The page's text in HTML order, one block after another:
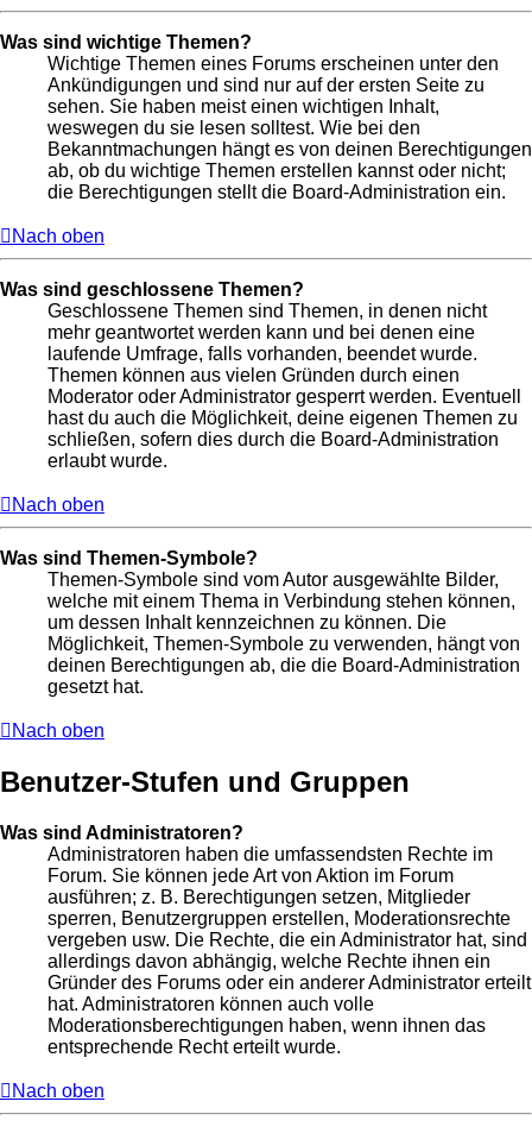
Was sind wichtige Themen?
Wichtige Themen eines Forums erscheinen unter den
Ankündigungen und sind nur auf der ersten Seite zu
sehen. Sie haben meist einen wichtigen Inhalt,
weswegen du sie lesen solltest. Wie bei den
Bekanntmachungen hängt es von deinen Berechtigungen
ab, ob du wichtige Themen erstellen kannst oder nicht;
die Berechtigungen stellt die Board-Administration ein.
Nach oben
Was sind geschlossene Themen?
Geschlossene Themen sind Themen, in denen nicht
mehr geantwortet werden kann und bei denen eine
laufende Umfrage, falls vorhanden, beendet wurde.
Themen können aus vielen Gründen durch einen
Moderator oder Administrator gesperrt werden. Eventuell
hast du auch die Möglichkeit, deine eigenen Themen zu
schließen, sofern dies durch die Board-Administration
erlaubt wurde.
Nach oben
Was sind Themen-Symbole?
Themen-Symbole sind vom Autor ausgewählte Bilder,
welche mit einem Thema in Verbindung stehen können,
um dessen Inhalt kennzeichnen zu können. Die
Möglichkeit, Themen-Symbole zu verwenden, hängt von
deinen Berechtigungen ab, die die Board-Administration
gesetzt hat.
Nach oben
Benutzer-Stufen und Gruppen
Was sind Administratoren?
Administratoren haben die umfassendsten Rechte im
Forum. Sie können jede Art von Aktion im Forum
ausführen; z. B. Berechtigungen setzen, Mitglieder
sperren, Benutzergruppen erstellen, Moderationsrechte
vergeben usw. Die Rechte, die ein Administrator hat, sind
allerdings davon abhängig, welche Rechte ihnen ein
Gründer des Forums oder ein anderer Administrator erteilt
hat. Administratoren können auch volle
Moderationsberechtigungen haben, wenn ihnen das
entsprechende Recht erteilt wurde.
Nach oben